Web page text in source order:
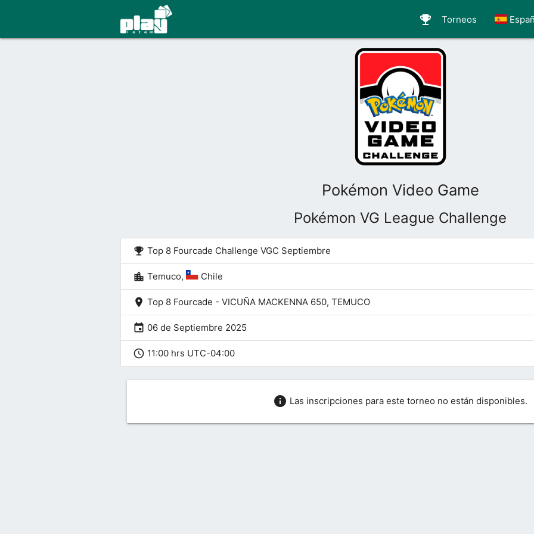
emoji_events Torneos
Pokémon Video Game
Pokémon VG League Challenge
emoji_events Top 8 Fourcade Challenge VGC Septiembre
location_city Temuco, Chile
location_on Top 8 Fourcade - VICUÑA MACKENNA 650, TEMUCO
event 06 de Septiembre 2025
schedule 11:00 hrs UTC-04:00
info Las inscripciones para este torneo no están disponibles.